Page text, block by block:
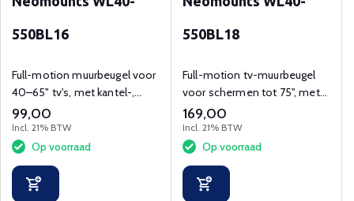
550BL16
Full-motion muurbeugel voor
40–65" tv's, met kantel-,
zwenk- en rotatiefunctie.
99,00
Incl. 21% BTW
Op voorraad
550BL18
Full-motion tv-muurbeugel
voor schermen tot 75", met
kantel- en zwenkfunctie.​
169,00
Incl. 21% BTW
Op voorraad